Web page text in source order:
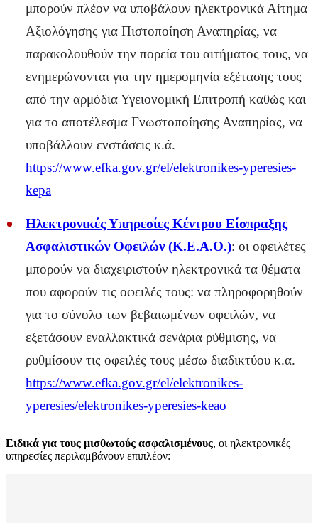
μπορούν πλέον να υποβάλουν ηλεκτρονικά Αίτημα
Αξιολόγησης για Πιστοποίηση Αναπηρίας, να
παρακολουθούν την πορεία του αιτήματος τους, να
ενημερώνονται για την ημερομηνία εξέτασης τους
από την αρμόδια Υγειονομική Επιτροπή καθώς και
για το αποτέλεσμα Γνωστοποίησης Αναπηρίας, να
υποβάλλουν ενστάσεις κ.ά.
https://www.efka.gov.gr/el/elektronikes-yperesies-
kepa
Ηλεκτρονικές Υπηρεσίες Κέντρου Είσπραξης
Ασφαλιστικών Οφειλών (Κ.Ε.Α.Ο.): οι οφειλέτες
μπορούν να διαχειριστούν ηλεκτρονικά τα θέματα
που αφορούν τις οφειλές τους: να πληροφορηθούν
για το σύνολο των βεβαιωμένων οφειλών, να
εξετάσουν εναλλακτικά σενάρια ρύθμισης, να
ρυθμίσουν τις οφειλές τους μέσω διαδικτύου κ.α.
https://www.efka.gov.gr/el/elektronikes-
yperesies/elektronikes-yperesies-keao
Ειδικά για τους μισθωτούς ασφαλισμένους, οι ηλεκτρονικές
υπηρεσίες περιλαμβάνουν επιπλέον: